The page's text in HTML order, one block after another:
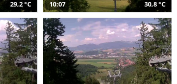
29,2 °C 10:07 30,8 °C